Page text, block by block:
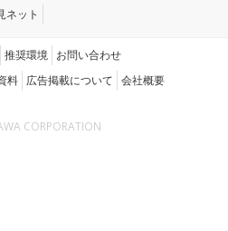
ネット
推奨環境 お問い合わせ
料 広告掲載について 会社概要
CORPORATION